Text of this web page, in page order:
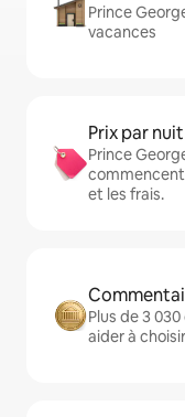
Prince
vacances
Prix par
Prince
commencent
et les frais.
Plus de 3
aider à choisir